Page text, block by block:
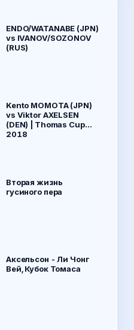
ENDO/WATANABE (JPN)
vs IVANOV/SOZONOV
(RUS)
Kento MOMOTA (JPN)
vs Viktor AXELSEN
(DEN) | Thomas Cup
2018
Вторая жизнь
гусиного пера
Аксельсон - Ли Чонг
Вей, Кубок Томаса